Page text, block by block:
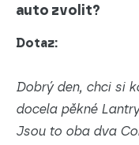
auto zvolit?
Dotaz:
Dobrý den, chci si
docela pěkné
Jsou to oba dva